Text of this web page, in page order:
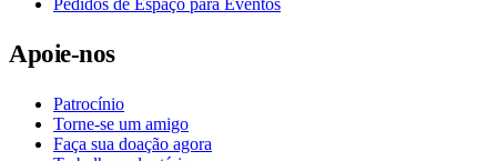
Pedidos de Espaço para Eventos
Apoie-nos
Patrocínio
Torne-se um amigo
Faça sua doação agora